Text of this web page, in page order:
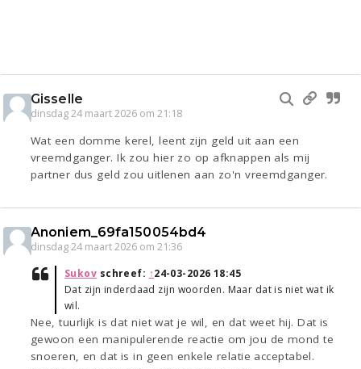
Gisselle
dinsdag 24 maart 2026 om 21:18
Wat een domme kerel, leent zijn geld uit aan een
vreemdganger. Ik zou hier zo op afknappen als mij
partner dus geld zou uitlenen aan zo'n vreemdganger.
Anoniem_69fa150054bd4
dinsdag 24 maart 2026 om 21:36
Sukov schreef: ↑24-03-2026 18:45
Dat zijn inderdaad zijn woorden. Maar dat is niet wat ik
wil.
Nee, tuurlijk is dat niet wat je wil, en dat weet hij. Dat is
gewoon een manipulerende reactie om jou de mond te
snoeren, en dat is in geen enkele relatie acceptabel.